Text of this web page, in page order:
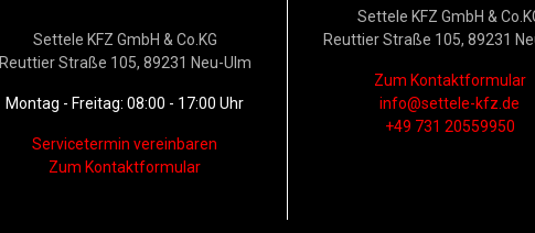
Settele KFZ GmbH & Co.KG
Reuttier Straße 105, 89231 Neu-Ulm
Montag - Freitag: 08:00 - 17:00 Uhr
Servicetermin vereinbaren
Zum Kontaktformular
Settele KFZ GmbH &
Reuttier Straße 105, 89231
Zum Kontaktformular
info@settele-kfz.de
+49 731 20559950